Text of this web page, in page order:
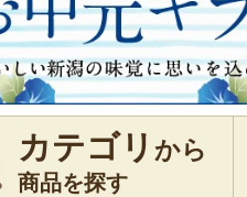
カテゴリ から
商品を探す